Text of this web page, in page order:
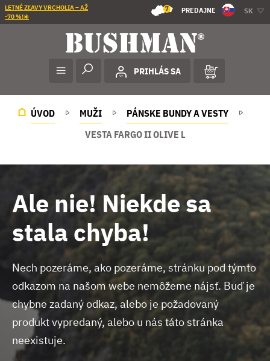
LETNÉ ZĽAVY VRCHOLIA – AŽ
-70 %!☀️
7 PREDAJNE SK
PRIHLÁS SA
ÚVOD MUŽI
PÁNSKE BUNDY A VESTY
VESTA FARGO II OLIVE L
Ale nie! Niekde sa
stala chyba!
Nech pozeráme, ako pozeráme, stránku pod týmto
odkazom na našom webe nemôžeme nájsť. Buď je
chybne zadaný odkaz, alebo je požadovaný
produkt vypredaný, alebo u nás táto stránka
neexistuje.